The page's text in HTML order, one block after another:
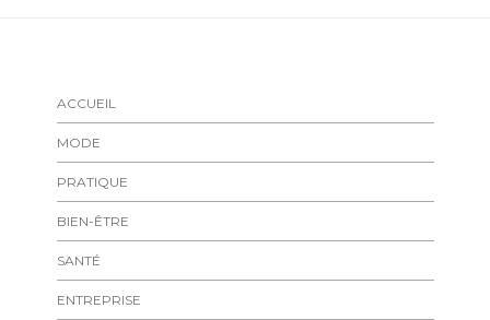
ACCUEIL
MODE
PRATIQUE
BIEN-ÊTRE
SANTÉ
ENTREPRISE